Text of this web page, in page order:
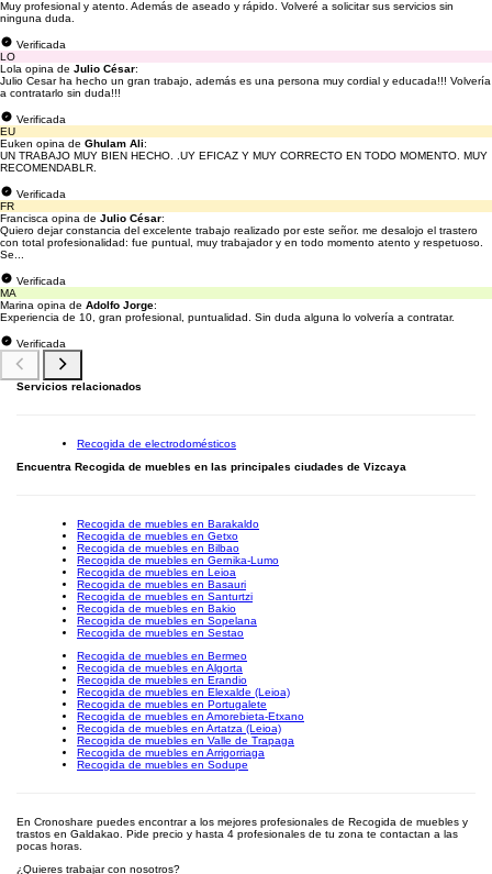
Muy profesional y atento. Además de aseado y rápido. Volveré a solicitar sus servicios sin
ninguna duda.
Verificada
LO
Lola opina de Julio César:
Julio Cesar ha hecho un gran trabajo, además es una persona muy cordial y educada!!! Volvería
a contratarlo sin duda!!!
Verificada
EU
Euken opina de Ghulam Ali:
UN TRABAJO MUY BIEN HECHO. .UY EFICAZ Y MUY CORRECTO EN TODO MOMENTO. MUY
RECOMENDABLR.
Verificada
FR
Francisca opina de Julio César:
Quiero dejar constancia del excelente trabajo realizado por este señor. me desalojo el trastero
con total profesionalidad: fue puntual, muy trabajador y en todo momento atento y respetuoso.
Se...
Verificada
MA
Marina opina de Adolfo Jorge:
Experiencia de 10, gran profesional, puntualidad. Sin duda alguna lo volvería a contratar.
Verificada
Servicios relacionados
Recogida de electrodomésticos
Encuentra Recogida de muebles en las principales ciudades de Vizcaya
Recogida de muebles en Barakaldo
Recogida de muebles en Getxo
Recogida de muebles en Bilbao
Recogida de muebles en Gernika-Lumo
Recogida de muebles en Leioa
Recogida de muebles en Basauri
Recogida de muebles en Santurtzi
Recogida de muebles en Bakio
Recogida de muebles en Sopelana
Recogida de muebles en Sestao
Recogida de muebles en Bermeo
Recogida de muebles en Algorta
Recogida de muebles en Erandio
Recogida de muebles en Elexalde (Leioa)
Recogida de muebles en Portugalete
Recogida de muebles en Amorebieta-Etxano
Recogida de muebles en Artatza (Leioa)
Recogida de muebles en Valle de Trapaga
Recogida de muebles en Arrigorriaga
Recogida de muebles en Sodupe
En Cronoshare puedes encontrar a los mejores profesionales de Recogida de muebles y
trastos en Galdakao. Pide precio y hasta 4 profesionales de tu zona te contactan a las
pocas horas.
¿Quieres trabajar con nosotros?